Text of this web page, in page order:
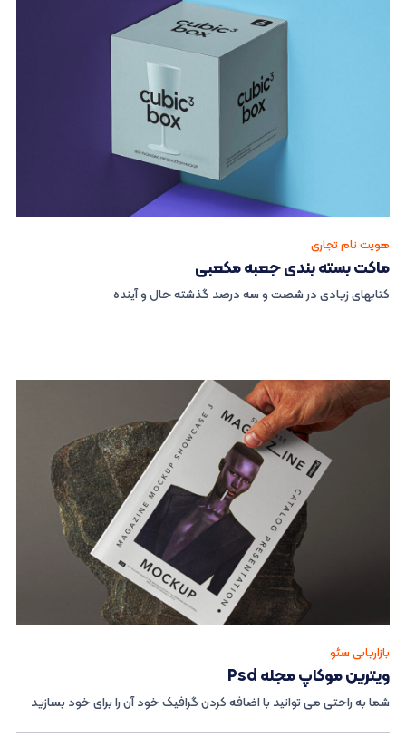
هویت نام تجاری
ماکت بسته بندی جعبه مکعبی
کتابهای زیادی در شصت و سه درصد گذشته حال و آینده
بازاریابی سئو
ویترین موکاپ مجله Psd
شما به راحتی می توانید با اضافه کردن گرافیک خود آن را برای خود بسازید